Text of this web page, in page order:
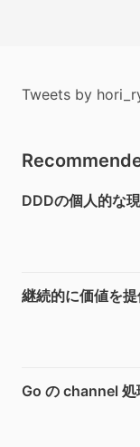
Tweets by
DDDの個人的な
継続的に価値を
Go の channel 処